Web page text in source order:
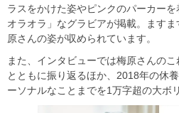
ラスをかけた姿やピンクのパーカー
オラオラ」なグラビアが掲載。ます
原さんの姿が収められています。
また、インタビューでは梅原さんの
とともに振り返るほか、2018年の休
ーソナルなことまでを1万字超の大ボ